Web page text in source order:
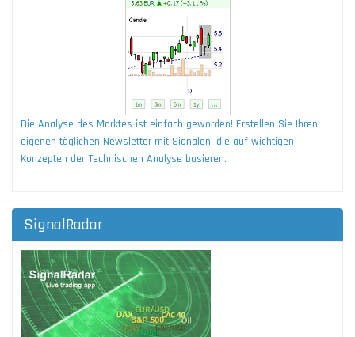
Die Analyse des Marktes ist einfach geworden! Erstellen Sie Ihren
eigenen täglichen Newsletter mit Signalen, die auf wichtigen
Konzepten der Technischen Analyse basieren.
SignalRadar